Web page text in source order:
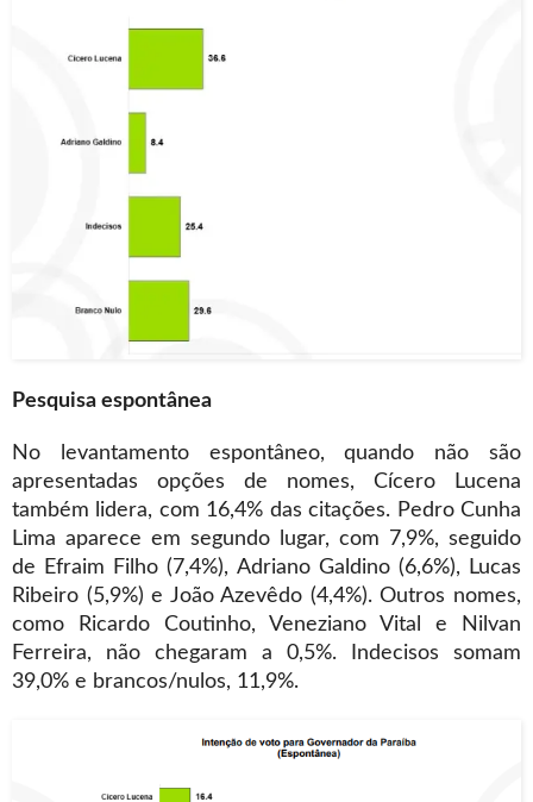
Pesquisa espontânea
No levantamento espontâneo, quando não são
apresentadas opções de nomes, Cícero Lucena
também lidera, com 16,4% das citações. Pedro Cunha
Lima aparece em segundo lugar, com 7,9%, seguido
de Efraim Filho (7,4%), Adriano Galdino (6,6%), Lucas
Ribeiro (5,9%) e João Azevêdo (4,4%). Outros nomes,
como Ricardo Coutinho, Veneziano Vital e Nilvan
Ferreira, não chegaram a 0,5%. Indecisos somam
39,0% e brancos/nulos, 11,9%.